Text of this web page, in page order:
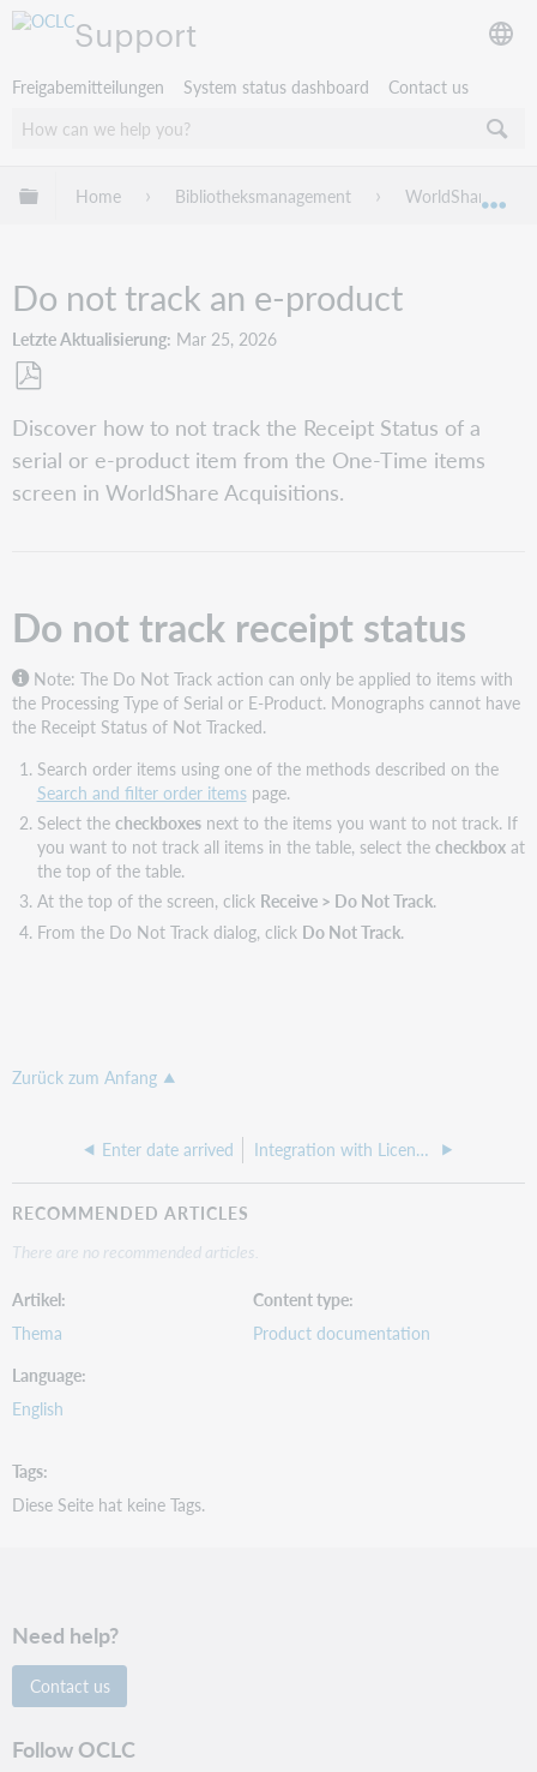
Support
Freigabemitteilungen System status dashboard Contact us
Globale Hierarchie expandieren/verbergen
Home Bibliotheksmanagement WorldShare
Do not track an e-product
Letzte Aktualisierung Mar 25, 2026
PDF
speichern
Discover how to not track the Receipt Status of a
serial or e-product item from the One-Time items
screen in WorldShare Acquisitions.
Do not track receipt status
Note:The Do Not Track action can only be applied to items with
the Processing Type of Serial or E-Product. Monographs cannot have
the Receipt Status of Not Tracked.
Search order items using one of the methods described on the
Search and filter order itemspage.
Select the checkboxesnext to the items you want to not track. If
you want to not track all items in the table, select the checkboxat
the top of the table.
At the top of the screen, click Receive > Do Not Track.
From the Do Not Track dialog, click Do Not Track.
Zurück zum Anfang
Enter date arrived Integration with License Manager and WorldCat knowledge base
RECOMMENDED ARTICLES
There are no recommended articles.
Artikel
Thema
Content type
Product documentation
Language
English
Tags
Diese Seite hat keine Tags.
Need help?
Contact us
Follow OCLC